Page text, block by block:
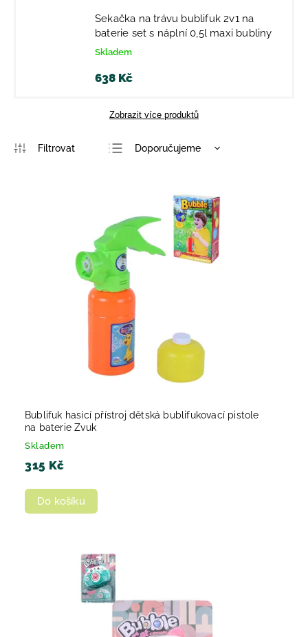
Sekačka na trávu bublifuk 2v1 na
baterie set s náplní 0,5l maxi bubliny
Skladem
638 Kč
Zobrazit více produktů
Doporučujeme
Nejprodávanější
Abecedně
Bublifuk hasící přístroj dětská bublifukovací pistole
na baterie Zvuk
Skladem
315 Kč
Do košíku